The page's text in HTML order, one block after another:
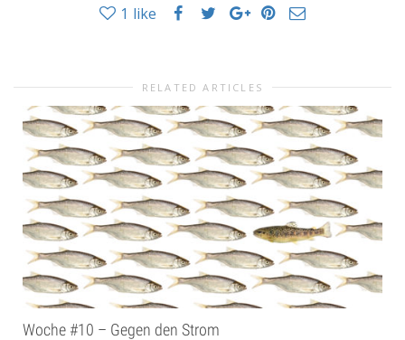
1 like
RELATED ARTICLES
Woche #10 – Gegen den Strom